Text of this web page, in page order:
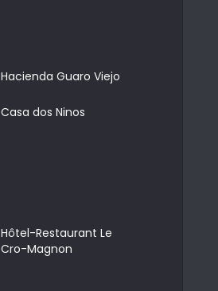
Hacienda Guaro Viejo
Casa dos Ninos
Hôtel-Restaurant Le
Cro-Magnon